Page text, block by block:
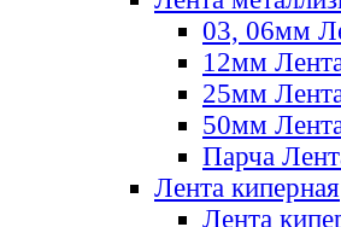
03, 06мм
12мм
25мм
50мм
Парча
Лента киперная
Лента